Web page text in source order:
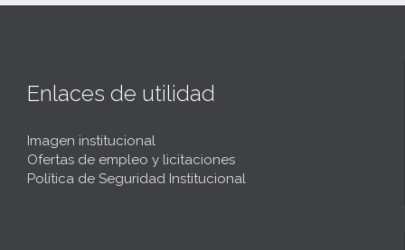
Enlaces de utilidad
Imagen institucional
Ofertas de empleo y licitaciones
Política de Seguridad Institucional